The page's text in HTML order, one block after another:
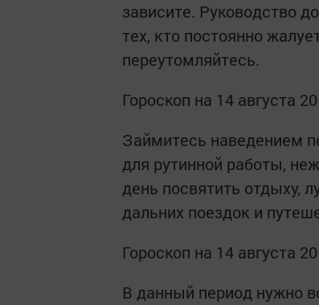
зависите. Руководство
тех, кто постоянно
переутомляйтесь.
Гороскоп на 14 августа
Займитесь наведением
для рутинной работы,
день посвятить отдыху,
дальних поездок и
Гороскоп на 14 августа
В данный период нужно